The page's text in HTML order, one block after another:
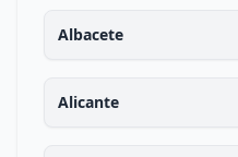
Albacete
Alicante